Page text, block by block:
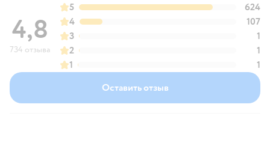
4,8
734 отзыва
5
624
4
107
3
1
2
1
1
1
Оставить отзыв